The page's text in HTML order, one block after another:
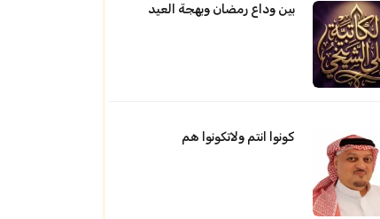
بين وداع رمضان وبهجة العيد
كونوا انتم ولاتكونوا هم